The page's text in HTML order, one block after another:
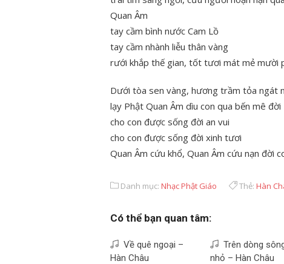
Quan Âm
tay cầm bình nước Cam Lồ
tay cầm nhành liễu thân vàng
rưới khắp thế gian, tốt tươi mát mẻ mười
Dưới tòa sen vàng, hương trầm tỏa ngát
lạy Phật Quan Âm dìu con qua bến mê đời
cho con được sống đời an vui
cho con được sống đời xinh tươi
Quan Âm cứu khổ, Quan Âm cứu nạn đời
Danh mục: Nhạc Phật Giáo Thẻ: Hàn
Có thể bạn quan tâm:
Về quê ngoại –
Hàn Châu
Trên dòng
nhỏ – Hàn Châu